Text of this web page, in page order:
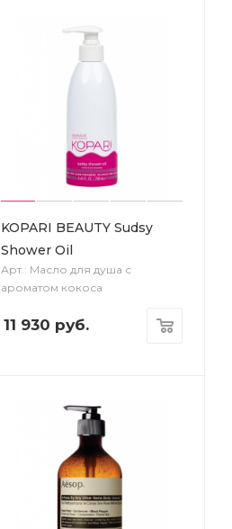
KOPARI BEAUTY Sudsy
Shower Oil
Арт.: Масло для душа с
ароматом кокоса
11 930 руб.